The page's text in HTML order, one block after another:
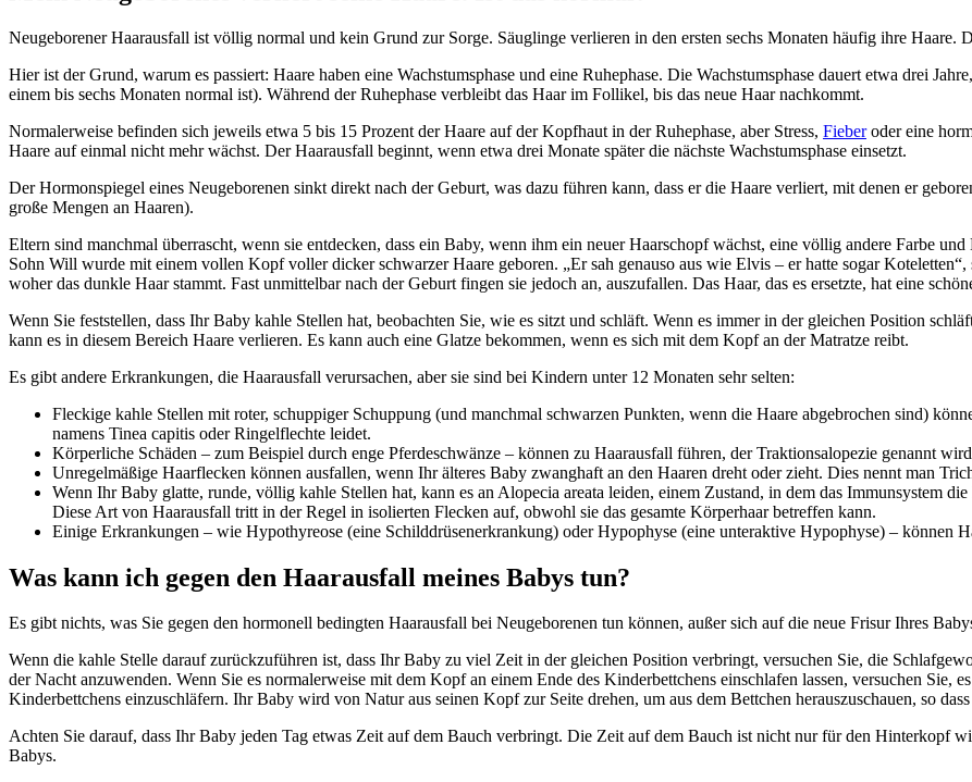
Neugeborener Haarausfall ist völlig normal und kein Grund zur Sorge. Säuglinge verlieren in den ersten sechs Monaten häufig ihre
Hier ist der Grund, warum es passiert: Haare haben eine Wachstumsphase und eine Ruhephase. Die Wachstumsphase dauert etwa drei
einem bis sechs Monaten normal ist). Während der Ruhephase verbleibt das Haar im Follikel, bis das neue Haar nachkommt.
Normalerweise befinden sich jeweils etwa 5 bis 15 Prozent der Haare auf der Kopfhaut in der Ruhephase, aber Stress, Fieberoder eine
Haare auf einmal nicht mehr wächst. Der Haarausfall beginnt, wenn etwa drei Monate später die nächste Wachstumsphase einsetzt.
Der Hormonspiegel eines Neugeborenen sinkt direkt nach der Geburt, was dazu führen kann, dass er die Haare verliert, mit denen er
große Mengen an Haaren).
Eltern sind manchmal überrascht, wenn sie entdecken, dass ein Baby, wenn ihm ein neuer Haarschopf wächst, eine völlig andere Farbe
Sohn Will wurde mit einem vollen Kopf voller dicker schwarzer Haare geboren. „Er sah genauso aus wie Elvis – er hatte sogar
woher das dunkle Haar stammt. Fast unmittelbar nach der Geburt fingen sie jedoch an, auszufallen. Das Haar, das es ersetzte, hat eine
Wenn Sie feststellen, dass Ihr Baby kahle Stellen hat, beobachten Sie, wie es sitzt und schläft. Wenn es immer in der gleichen Position
kann es in diesem Bereich Haare verlieren. Es kann auch eine Glatze bekommen, wenn es sich mit dem Kopf an der Matratze reibt.
Es gibt andere Erkrankungen, die Haarausfall verursachen, aber sie sind bei Kindern unter 12 Monaten sehr selten:
Fleckige kahle Stellen mit roter, schuppiger Schuppung (und manchmal schwarzen Punkten, wenn die Haare abgebrochen sind)
namens Tinea capitis oder Ringelflechte leidet.
Körperliche Schäden – zum Beispiel durch enge Pferdeschwänze – können zu Haarausfall führen, der Traktionsalopezie genannt
Unregelmäßige Haarflecken können ausfallen, wenn Ihr älteres Baby zwanghaft an den Haaren dreht oder zieht. Dies nennt man
Wenn Ihr Baby glatte, runde, völlig kahle Stellen hat, kann es an Alopecia areata leiden, einem Zustand, in dem das Immunsystem
Diese Art von Haarausfall tritt in der Regel in isolierten Flecken auf, obwohl sie das gesamte Körperhaar betreffen kann.
Einige Erkrankungen – wie Hypothyreose (eine Schilddrüsenerkrankung) oder Hypophyse (eine unteraktive Hypophyse) – können
Was kann ich gegen den Haarausfall meines Babys tun?
Es gibt nichts, was Sie gegen den hormonell bedingten Haarausfall bei Neugeborenen tun können, außer sich auf die neue Frisur Ihres
Wenn die kahle Stelle darauf zurückzuführen ist, dass Ihr Baby zu viel Zeit in der gleichen Position verbringt, versuchen Sie, die
der Nacht anzuwenden. Wenn Sie es normalerweise mit dem Kopf an einem Ende des Kinderbettchens einschlafen lassen, versuchen Sie,
Kinderbettchens einzuschläfern. Ihr Baby wird von Natur aus seinen Kopf zur Seite drehen, um aus dem Bettchen herauszuschauen, so
Achten Sie darauf, dass Ihr Baby jeden Tag etwas Zeit auf dem Bauch verbringt. Die Zeit auf dem Bauch ist nicht nur für den Hinterkopf
Babys.